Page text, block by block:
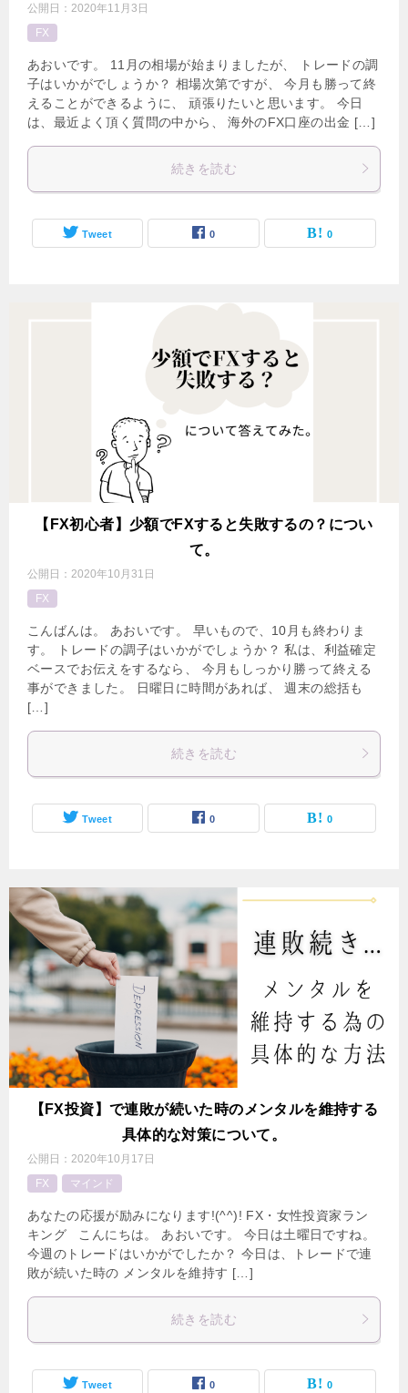
公開日： 2020年11月3日
FX
あおいです。 11月の相場が始まりましたが、 トレードの調
子はいかがでしょうか？ 相場次第ですが、 今月も勝って終
えることができるように、 頑張りたいと思います。 今日
は、最近よく頂く質問の中から、 海外のFX口座の出金 […]
続きを読む
Tweet 0 0
【FX初心者】少額でFXすると失敗するの？につい
て。
公開日： 2020年10月31日
FX
こんばんは。 あおいです。 早いもので、10月も終わりま
す。 トレードの調子はいかがでしょうか？ 私は、利益確定
ベースでお伝えをするなら、 今月もしっかり勝って終える
事ができました。 日曜日に時間があれば、 週末の総括も
[…]
続きを読む
Tweet 0 0
【FX投資】で連敗が続いた時のメンタルを維持する
具体的な対策について。
公開日： 2020年10月17日
FX
マインド
あなたの応援が励みになります!(^^)! FX・女性投資家ラン
キング こんにちは。 あおいです。 今日は土曜日ですね。
今週のトレードはいかがでしたか？ 今日は、トレードで連
敗が続いた時の メンタルを維持す […]
続きを読む
Tweet 0 0